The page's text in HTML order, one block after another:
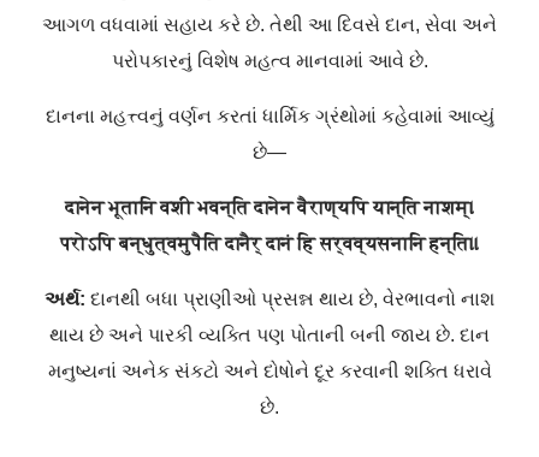
આગળ વધવામાં સહાય કરે છે. તેથી આ દિવસે દાન, સેવા અને
પરોપકારનું વિશેષ મહત્વ માનવામાં આવે છે.
દાનના મહત્ત્વનું વર્ણન કરતાં ધાર્મિક ગ્રંથોમાં કહેવામાં આવ્યું
છે—
दानेन भूतानि वशी भवन्ति दानेन वैराण्यपि यान्ति नाशम्।
परोऽपि बन्धुत्वमुपैति दानैर् दानं हि सर्वव्यसनानि हन्ति॥
અર્થ: દાનથી બધા પ્રાણીઓ પ્રસન્ન થાય છે, વેરભાવનો નાશ
થાય છે અને પારકી વ્યક્તિ પણ પોતાની બની જાય છે. દાન
મનુષ્યનાં અનેક સંકટો અને દોષોને દૂર કરવાની શક્તિ ધરાવે
છે.